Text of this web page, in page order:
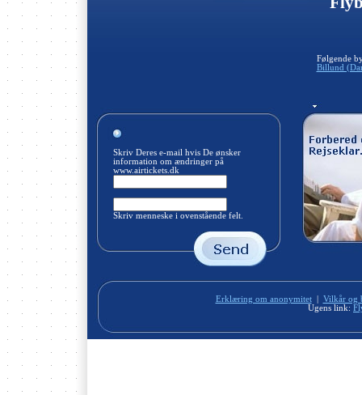
Følgende
Billund
Skriv Deres e-mail hvis De ønsker
information om ændringer på
www.airtickets.dk
Skriv menneske i ovenstående felt.
Erklæring om anonymitet| Vilkår og
Ugens link: